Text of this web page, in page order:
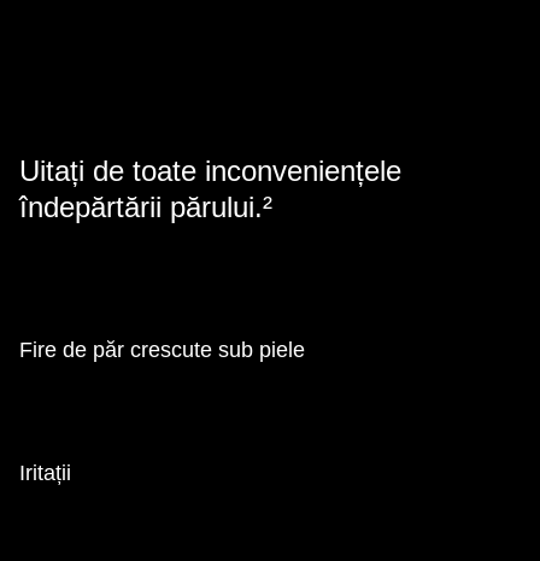
Uitați de toate inconveniențele
îndepărtării părului.²
Fire de păr crescute sub piele
Iritații